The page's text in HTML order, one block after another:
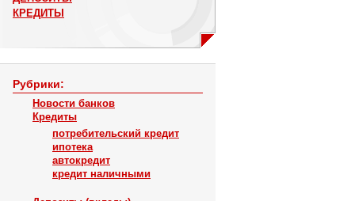
КРЕДИТЫ
Рубрики:
Новости банков
Кредиты
потребительский кредит
ипотека
автокредит
кредит наличными